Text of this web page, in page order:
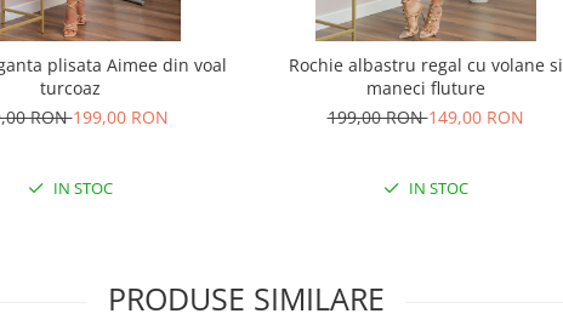
plisata Aimee din voal
turcoaz
RON199,00 RON
IN STOC
Rochie albastru regal cu volane si
maneci fluture
199,00 RON149,00 RON
IN STOC
PRODUSE SIMILARE